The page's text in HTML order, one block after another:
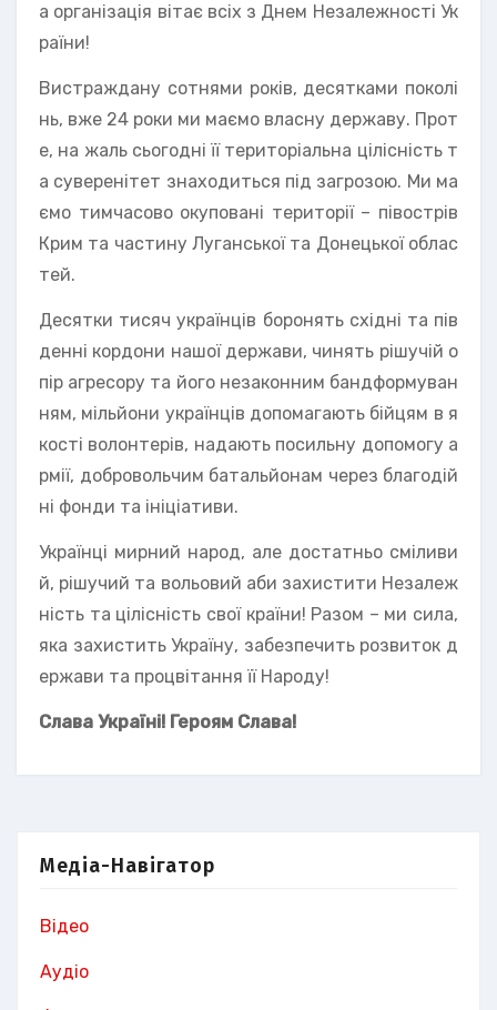
а організація вітає всіх з Днем Незалежності Ук
раїни!
Вистраждану сотнями років, десятками поколі
нь, вже 24 роки ми маємо власну державу. Прот
е, на жаль сьогодні її територіальна цілісність т
а суверенітет знаходиться під загрозою. Ми ма
ємо тимчасово окуповані території – півострів
Крим та частину Луганської та Донецької облас
тей.
Десятки тисяч українців боронять східні та пів
денні кордони нашої держави, чинять рішучій о
пір агресору та його незаконним бандформуван
ням, мільйони українців допомагають бійцям в я
кості волонтерів, надають посильну допомогу а
рмії, добровольчим батальйонам через благодій
ні фонди та ініціативи.
Українці мирний народ, але достатньо сміливи
й, рішучий та вольовий аби захистити Незалеж
ність та цілісність свої країни! Разом – ми сила,
яка захистить Україну, забезпечить розвиток д
ержави та процвітання її Народу!
Слава Україні! Героям Слава!
Медіа-Навігатор
Відео
Аудіо